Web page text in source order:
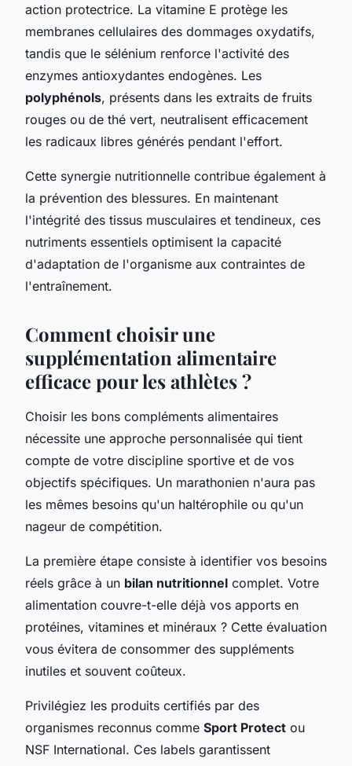
action protectrice. La vitamine E protège les
membranes cellulaires des dommages oxydatifs,
tandis que le sélénium renforce l'activité des
enzymes antioxydantes endogènes. Les
polyphénols, présents dans les extraits de fruits
rouges ou de thé vert, neutralisent efficacement
les radicaux libres générés pendant l'effort.
Cette synergie nutritionnelle contribue également à
la prévention des blessures. En maintenant
l'intégrité des tissus musculaires et tendineux, ces
nutriments essentiels optimisent la capacité
d'adaptation de l'organisme aux contraintes de
l'entraînement.
Comment choisir une
supplémentation alimentaire
efficace pour les athlètes ?
Choisir les bons compléments alimentaires
nécessite une approche personnalisée qui tient
compte de votre discipline sportive et de vos
objectifs spécifiques. Un marathonien n'aura pas
les mêmes besoins qu'un haltérophile ou qu'un
nageur de compétition.
La première étape consiste à identifier vos besoins
réels grâce à un bilan nutritionnel complet. Votre
alimentation couvre-t-elle déjà vos apports en
protéines, vitamines et minéraux ? Cette évaluation
vous évitera de consommer des suppléments
inutiles et souvent coûteux.
Privilégiez les produits certifiés par des
organismes reconnus comme Sport Protect ou
NSF International. Ces labels garantissent